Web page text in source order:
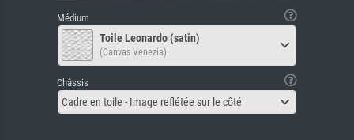
Médium
Toile Leonardo (satin)
(Canvas Venezia)
Châssis
Cadre en toile - Image reflétée sur le côté